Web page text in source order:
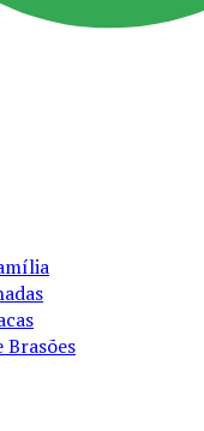
Brasões